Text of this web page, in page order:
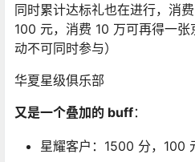
同时累计达标礼也在进行，消
100 元，消费 10 万可再得一
动不可同时参与）
华夏星级俱乐部
又是一个叠加的 buff：
星耀客户：1500 分，100